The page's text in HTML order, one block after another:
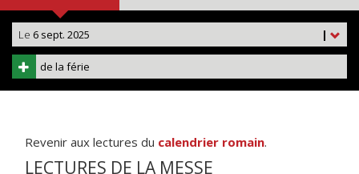
|
Le 6 sept. 2025
de la férie
Revenir aux lectures du calendrier romain.
LECTURES DE LA MESSE